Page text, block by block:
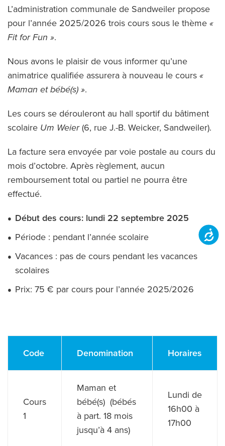
L’administration communale de Sandweiler propose
pour l’année 2025/2026 trois cours sous le thème «
Fit for Fun ».
Nous avons le plaisir de vous informer qu’une
animatrice qualifiée assurera à nouveau le cours «
Maman et bébé(s) ».
Les cours se dérouleront au hall sportif du bâtiment
scolaire Um Weier(6, rue J.-B. Weicker, Sandweiler).
La facture sera envoyée par voie postale au cours du
mois d’octobre. Après règlement, aucun
remboursement total ou partiel ne pourra être
effectué.
Début des cours: lundi 22 septembre 2025
Période : pendant l’année scolaire
Vacances : pas de cours pendant les vacances
scolaires
Prix: 75 € par cours pour l’année 2025/2026
Code Denomination Horaires
Cours
1
Maman et
bébé(s) (bébés
à part. 18 mois
jusqu’à 4 ans)
Lundi de
16h00 à
17h00